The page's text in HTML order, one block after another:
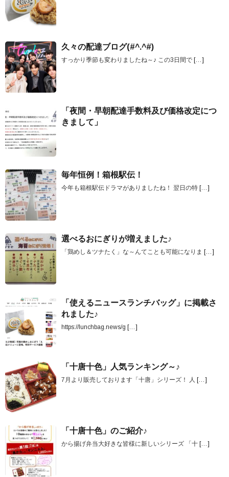
久々の配達ブログ(#^.^#)
すっかり季節も変わりましたね～♪ この3日間で […]
「夜間・早朝配達手数料及び価格改定につ
きまして」
毎年恒例！箱根駅伝！
今年も箱根駅伝ドラマがありましたね！ 翌日の特 […]
選べるおにぎりが増えました♪
「鶏めし＆ツナたく」な～んてことも可能になりま […]
「使えるニュースランチバッグ」に掲載さ
れました♪
https://lunchbag.news/g […]
「十唐十色」人気ランキング～♪
7月より販売しております「十唐」シリーズ！ 人 […]
「十唐十色」のご紹介♪
から揚げ弁当大好きな皆様に新しいシリーズ 「十 […]